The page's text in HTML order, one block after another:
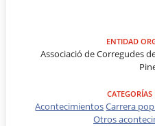
ENTIDAD
Associació de Corregudes
AcontecimientosCarrera
Otros